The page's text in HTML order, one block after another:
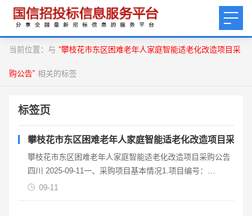
当前位置：与 “攀枝花市东区困难老年人家庭智能适老化改造项目采
购公告” 相关的标签
标签页
攀枝花市东区困难老年人家庭智能适老化改造项目采购公
攀枝花市东区困难老年人家庭智能适老化改造项目采购公告
四川 2025-09-11一、采购项目基本情况1.项目编号：
ZJPZH-20250292.采购项目名称：
09-11